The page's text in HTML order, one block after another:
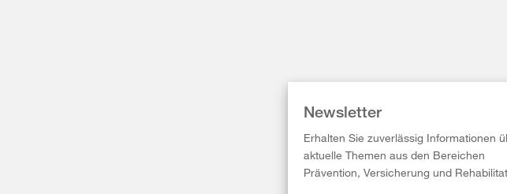
Newsletter
Erhalten Sie zuverlässig Informationen
aktuelle Themen aus den Bereichen
Prävention, Versicherung und